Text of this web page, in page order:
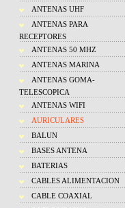
ANTENAS UHF
ANTENAS PARA
RECEPTORES
ANTENAS 50 MHZ
ANTENAS MARINA
ANTENAS GOMA-
TELESCOPICA
ANTENAS WIFI
AURICULARES
BALUN
BASES ANTENA
BATERIAS
CABLES ALIMENTACION
CABLE COAXIAL